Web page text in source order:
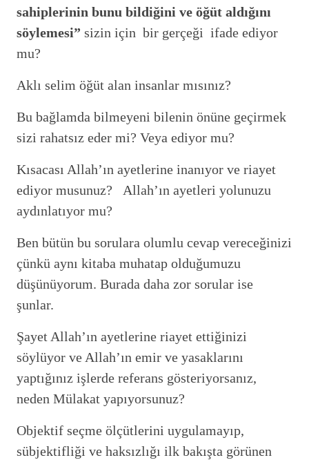
sahiplerinin bunu bildiğini ve öğüt aldığını
söylemesi” sizin için bir gerçeği ifade ediyor
mu?
Aklı selim öğüt alan insanlar mısınız?
Bu bağlamda bilmeyeni bilenin önüne geçirmek
sizi rahatsız eder mi? Veya ediyor mu?
Kısacası Allah’ın ayetlerine inanıyor ve riayet
ediyor musunuz? Allah’ın ayetleri yolunuzu
aydınlatıyor mu?
Ben bütün bu sorulara olumlu cevap vereceğinizi
çünkü aynı kitaba muhatap olduğumuzu
düşünüyorum. Burada daha zor sorular ise
şunlar.
Şayet Allah’ın ayetlerine riayet ettiğinizi
söylüyor ve Allah’ın emir ve yasaklarını
yaptığınız işlerde referans gösteriyorsanız,
neden Mülakat yapıyorsunuz?
Objektif seçme ölçütlerini uygulamayıp,
sübjektifliği ve haksızlığı ilk bakışta görünen